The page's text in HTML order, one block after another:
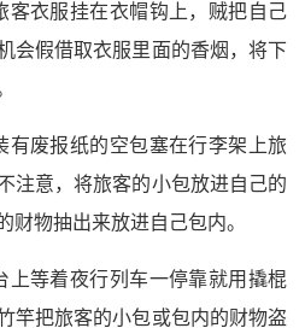
客衣服挂在衣帽钩上，贼把自己
会假借取衣服里面的香烟，将下
有废报纸的空包塞在行李架上旅
注意，将旅客的小包放进自己的
财物抽出来放进自己包内。
上等着夜行列车一停靠就用撬棍
竿把旅客的小包或包内的财物盗